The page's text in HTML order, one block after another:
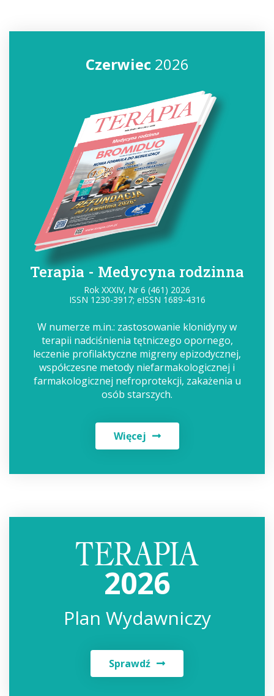
Czerwiec2026
Terapia - Medycyna rodzinna
Rok XXXIV, Nr 6 (461) 2026
ISSN 1230-3917; eISSN 1689-4316
W numerze m.in.: zastosowanie klonidyny w
terapii nadciśnienia tętniczego opornego,
leczenie profilaktyczne migreny epizodycznej,
współczesne metody niefarmakologicznej i
farmakologicznej nefroprotekcji, zakażenia u
osób starszych.
Więcej
2026
Plan Wydawniczy
Sprawdź